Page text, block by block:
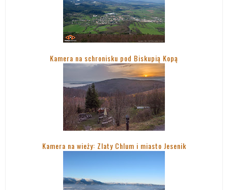
Kamera na schronisku pod Biskupią Kopą
Kamera na wieży: Zlaty Chlum i miasto Jesenik